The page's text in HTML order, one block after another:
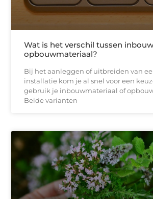
Wat is het verschil tussen
opbouwmateriaal?
Bij het aanleggen of uitbreiden van
installatie kom je al snel voor een
gebruik je inbouwmateriaal of
Beide varianten